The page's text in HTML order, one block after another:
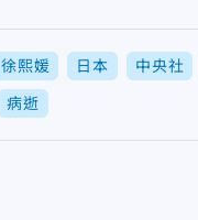
徐熙媛 日本 中央社
病逝